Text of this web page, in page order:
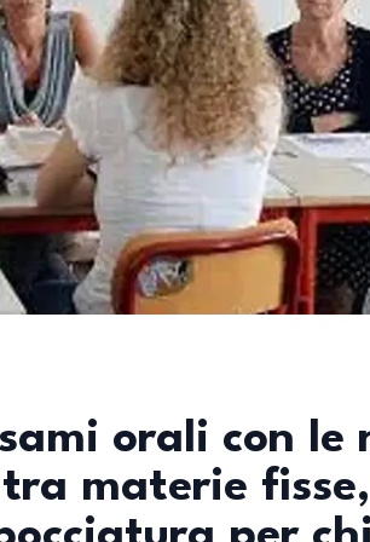
orali con le
materie